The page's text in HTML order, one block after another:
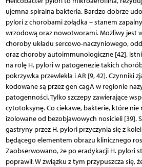
ujemna spiralna bakteria. Bardzo dobrze
pylori z chorobami żołądka – stanem
wrzodową oraz nowotworami. Możliwy jest
choroby układu sercowo-naczyniowego,
oraz choroby autoimmunologiczne [42].
na rolę H. pylori w patogenezie takich chorób
pokrzywka przewlekła i AR [9, 42]. Czynniki
kodowane są przez gen cagA w regionie
patogenności. Tylko szczepy zawierające
cytotoksynę. Co ciekawe, bakterie, które nie
izolowane od bezobjawowych nosicieli [39].
gastryny przez H. pylori przyczynia się z
będącego elementem obrazu klinicznego
Zaobserwowano, że po eradykacji H. pylori
poprawił. W związku z tym przypuszcza się,